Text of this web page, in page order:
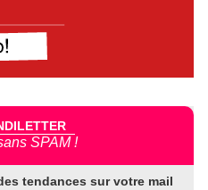
SPAM !
tendances sur votre mail